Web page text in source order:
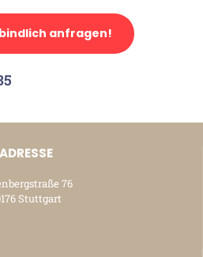
anfragen!
ADRESSE
76
Stuttgart